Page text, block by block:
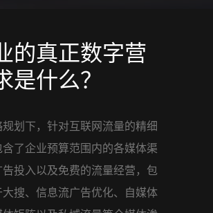
的真正数字营
是什么？
划下，针对互联网流量的精细
了企业预算范围内的各媒体渠
投入以及免费的流量经营，包
搜、信息流广告优化、自媒体